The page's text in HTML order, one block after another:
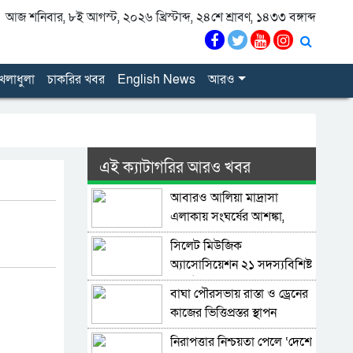
আজ শনিবার, ৮ই আগস্ট, ২০২৬ খ্রিস্টাব্দ, ২৪শে শ্রাবণ, ১৪৩৩ বঙ্গাব্দ
চাকরির খবর English News আরও
এই ক্যাটাগরির আরও খবর
আবারও আলিয়া মাদ্রাসা
এলাকায় সংঘর্ষের আশঙ্কা,
পুলিশ মোতায়েন
সিলেট মিউজিক
অ্যাসোসিয়েশন ২১ সদস্যবিশিষ্ট
প্রতিষ্ঠাকালীন কমিটি ঘোষণা
বাঘা পৌরসভায় রাস্তা ও ড্রেনের
কাজের ভিত্তিপ্রস্তর স্থাপন
করলেন-এমপি চাঁদ
নিরাপত্তার নিশ্চয়তা পেলে ‘দেশে